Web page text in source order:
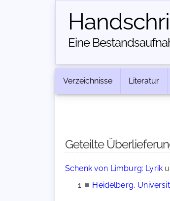
Eine
Verzeichnisse Literatur
Geteilte
Schenk von Limburg: Lyrik
■ Heidelberg,